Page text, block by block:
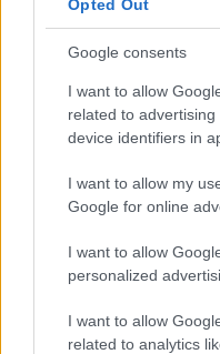
Opted Out
Google consents
I want to allow
related to
device identifiers in
I want to allow my
Google for online
I want to allow
personalized
I want to allow
related to analytics
Vai zem
ūdens
iesaka
Atcelt